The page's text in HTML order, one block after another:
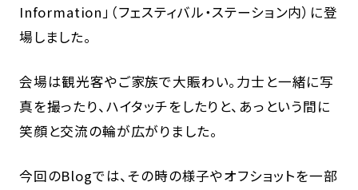
Information」（フェスティバル・ステーション内）に登
場しました。
会場は観光客やご家族で大賑わい。力士と一緒に写
真を撮ったり、ハイタッチをしたりと、あっという間に
笑顔と交流の輪が広がりました。
今回のBlogでは、その時の様子やオフショットを一部